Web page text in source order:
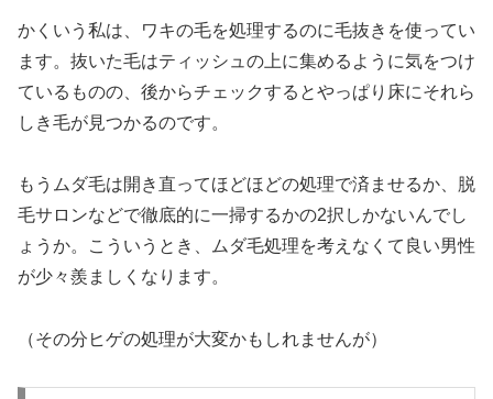
かくいう私は、ワキの毛を処理するのに毛抜きを使ってい
ます。抜いた毛はティッシュの上に集めるように気をつけ
ているものの、後からチェックするとやっぱり床にそれら
しき毛が見つかるのです。
もうムダ毛は開き直ってほどほどの処理で済ませるか、脱
毛サロンなどで徹底的に一掃するかの2択しかないんでし
ょうか。こういうとき、ムダ毛処理を考えなくて良い男性
が少々羨ましくなります。
（その分ヒゲの処理が大変かもしれませんが）